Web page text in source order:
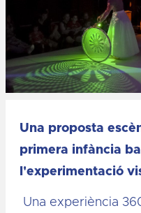
Una proposta
primera infància
l'experimentació
Una experiència